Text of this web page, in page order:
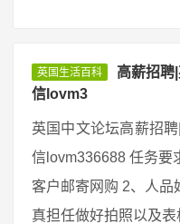
英国生活百科
高薪招聘
信lovm3
英国中文论坛高薪招
信lovm336688 任务要
客户邮寄网购 2、人品
真担任做好拍照以及